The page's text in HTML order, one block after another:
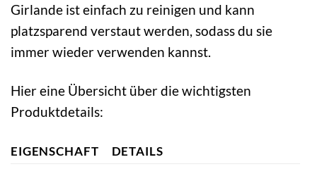
Girlande ist einfach zu reinigen und kann
platzsparend verstaut werden, sodass du sie
immer wieder verwenden kannst.
Hier eine Übersicht über die wichtigsten
Produktdetails:
EIGENSCHAFT
DETAILS